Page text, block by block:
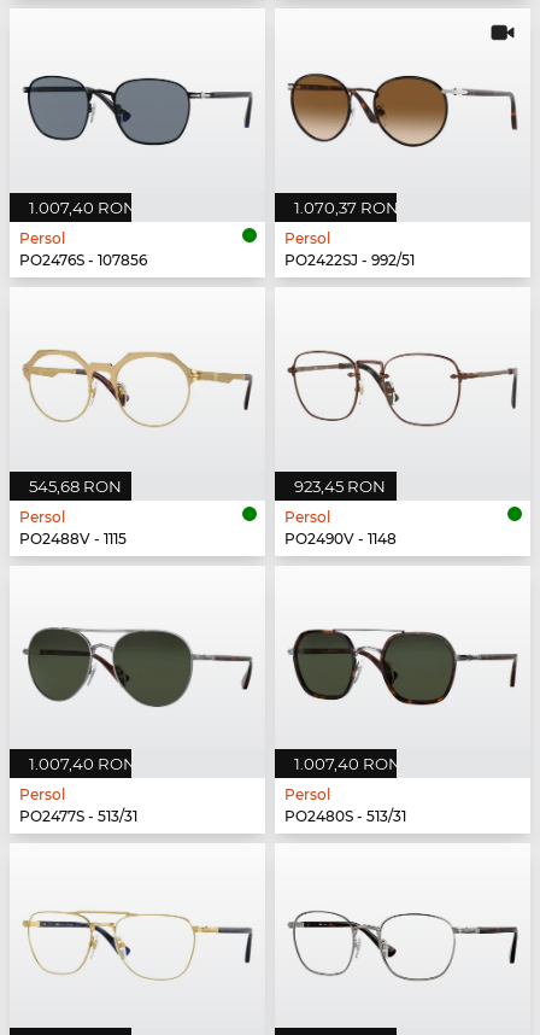
1.007,40 RON
Persol
PO2476S - 107856
1.070,37 RON
Persol
PO2422SJ - 992/51
545,68 RON
Persol
PO2488V - 1115
923,45 RON
Persol
PO2490V - 1148
1.007,40 RON
Persol
PO2477S - 513/31
1.007,40 RON
Persol
PO2480S - 513/31